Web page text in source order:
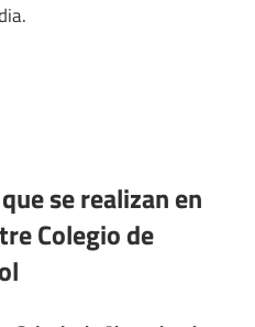
se realizan en
Colegio de